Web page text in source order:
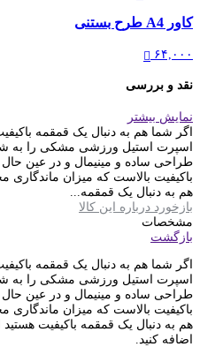
کاور A4 طرح بستنی
۶۴,۰۰۰
نقد و بررسی
نمایش بیشتر
اگر شما هم به دنبال یک قمقمه
اسپرت استیل ورزشی مشکی را به
طراحی ساده و مینیمال و در عین
باکیفیت بالاست که میزان
هم به دنبال یک قمقمه...
بازخورد درباره این کالا
مشخصات
بازگشت
اگر شما هم به دنبال یک قمقمه
اسپرت استیل ورزشی مشکی را به
طراحی ساده و مینیمال و در عین
باکیفیت بالاست که میزان
هم به دنبال یک قمقمه باکیفیت
اضافه کنید.